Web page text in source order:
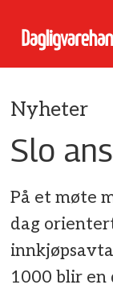
Nyheter
Slo
På et møte
dag
1000 blir